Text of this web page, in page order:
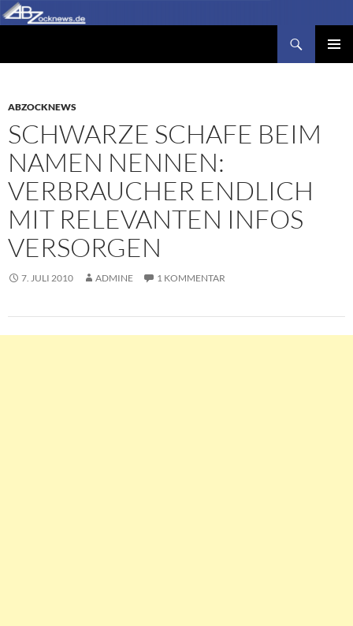
Zum
Inhalt
ABZOCKNEWS
SCHWARZE SCHAFE BEIM
NAMEN NENNEN:
VERBRAUCHER ENDLICH
MIT RELEVANTEN INFOS
VERSORGEN
7. JULI 2010 ADMINE 1 KOMMENTAR